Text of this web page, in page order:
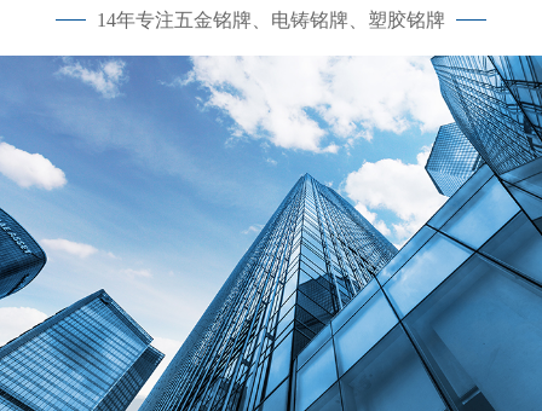
14年专注五金铭牌、电铸铭牌、塑胶铭牌